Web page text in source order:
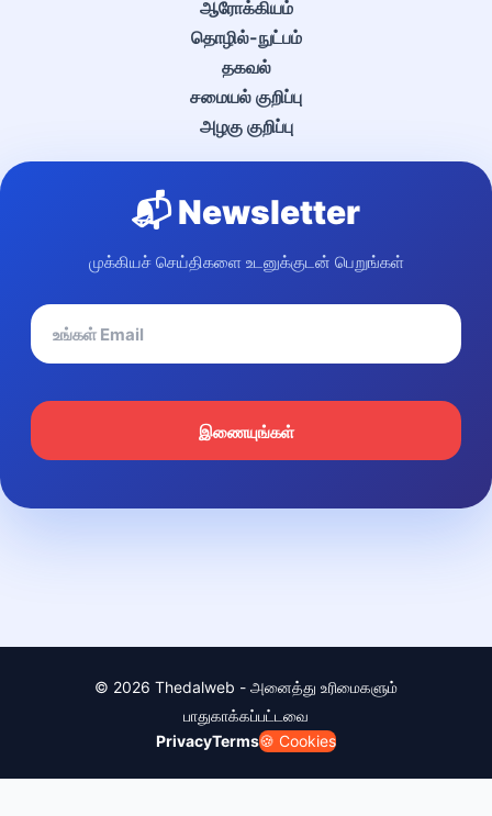
ஆரோக்கியம்
தொழில்-நுட்பம்
தகவல்
சமையல் குறிப்பு
அழகு குறிப்பு
📬 Newsletter
முக்கியச் செய்திகளை உடனுக்குடன் பெறுங்கள்
இணையுங்கள்
© 2026 Thedalweb - அனைத்து உரிமைகளும்
பாதுகாக்கப்பட்டவை
PrivacyTerms🍪 Cookies